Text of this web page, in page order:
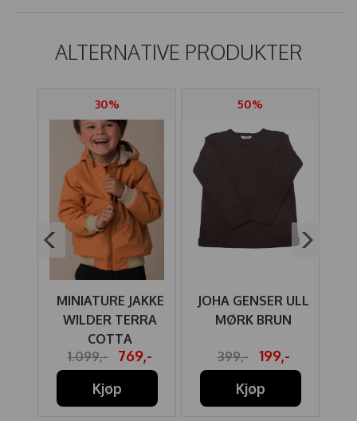
ALTERNATIVE PRODUKTER
30%
MINIATURE JAKKE
WILDER TERRA
COTTA
1.099,-
769,-
Kjøp
50%
JOHA GENSER ULL
MØRK BRUN
399,-
199,-
Kjøp